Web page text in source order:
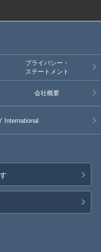
プライバシー・
ステートメント
会社概要
International